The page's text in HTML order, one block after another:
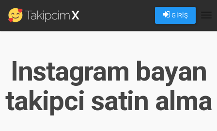
GİRİŞ
Instagram bayan
takipci satin alma